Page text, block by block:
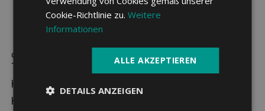
Sparpotenzial in Hauterive NE
Hier sehen Sie die drei günstigsten
Krankenkassen in Hauterive NE.
Cookie-Richtlinie zu.Weitere
Informationen
ALLE AKZEPTIEREN
DETAILS ANZEIGEN